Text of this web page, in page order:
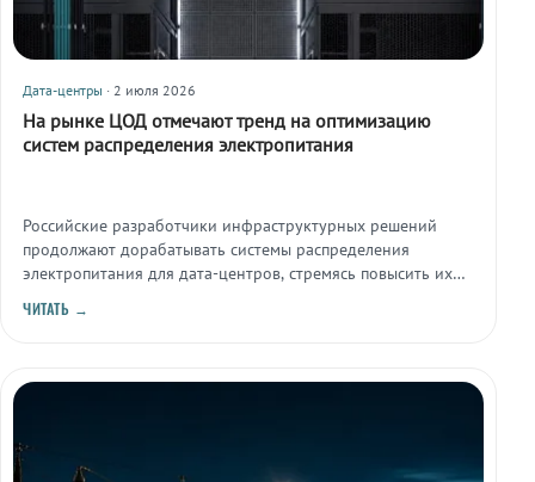
Дата-центры · 2 июля 2026
На рынке ЦОД отмечают тренд на оптимизацию
систем распределения электропитания
Российские разработчики инфраструктурных решений
продолжают дорабатывать системы распределения
электропитания для дата-центров, стремясь повысить их
ЧИТАТЬ →